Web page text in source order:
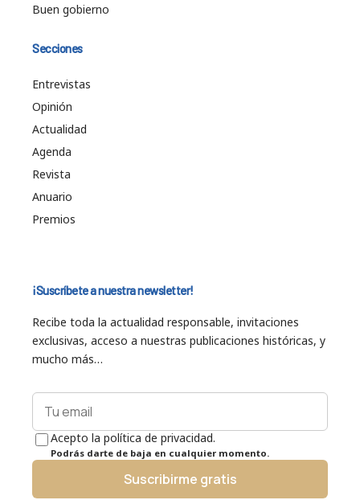
Buen gobierno
Secciones
Entrevistas
Opinión
Actualidad
Agenda
Revista
Anuario
Premios
¡Suscríbete a nuestra newsletter!
Recibe toda la actualidad responsable, invitaciones
exclusivas, acceso a nuestras publicaciones históricas, y
mucho más…
Acepto la política de privacidad.
Podrás darte de baja en cualquier momento.
Suscribirme gratis